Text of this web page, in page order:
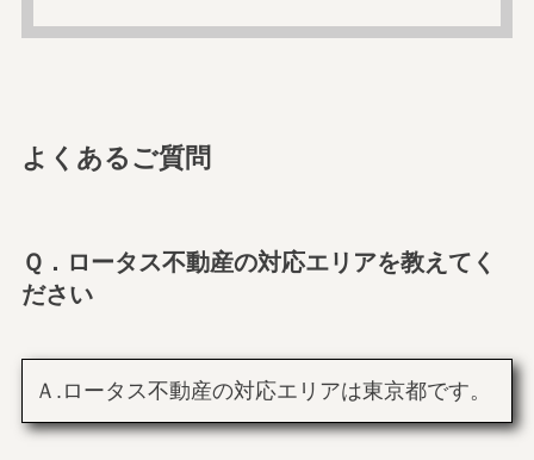
よくあるご質問
Ｑ．ロータス不動産の対応エリアを教えてく
ださい
Ａ.ロータス不動産の対応エリアは東京都です。